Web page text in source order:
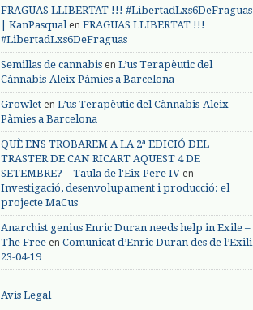
FRAGUAS LLIBERTAT !!! #LibertadLxs6DeFraguas
| KanPasqualen FRAGUAS LLIBERTAT !!!
#LibertadLxs6DeFraguas
Semillas de cannabis en L’us Terapèutic del
Cànnabis-Aleix Pàmies a Barcelona
Growlet en L’us Terapèutic del Cànnabis-Aleix
Pàmies a Barcelona
QUÈ ENS TROBAREM A LA 2ª EDICIÓ DEL
TRASTER DE CAN RICART AQUEST 4 DE
SETEMBRE? – Taula de l'Eix Pere IV en
Investigació, desenvolupament i producció: el
projecte MaCus
Anarchist genius Enric Duran needs help in Exile –
The Free en Comunicat d’Enric Duran des de l’Exili
23-04-19
Avis Legal